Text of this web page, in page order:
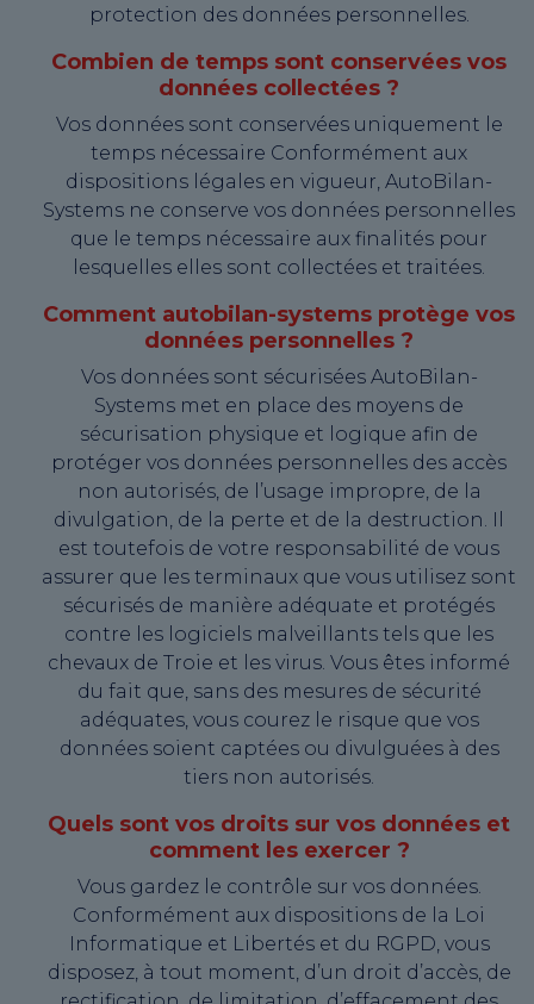
protection des données personnelles.
Combien de temps sont conservées vos
données collectées ?
Vos données sont conservées uniquement le
temps nécessaire Conformément aux
dispositions légales en vigueur, AutoBilan-
Systems ne conserve vos données personnelles
que le temps nécessaire aux finalités pour
lesquelles elles sont collectées et traitées.
Comment autobilan-systems protège vos
données personnelles ?
Vos données sont sécurisées AutoBilan-
Systems met en place des moyens de
sécurisation physique et logique afin de
protéger vos données personnelles des accès
non autorisés, de l’usage impropre, de la
divulgation, de la perte et de la destruction. Il
est toutefois de votre responsabilité de vous
assurer que les terminaux que vous utilisez sont
sécurisés de manière adéquate et protégés
contre les logiciels malveillants tels que les
chevaux de Troie et les virus. Vous êtes informé
du fait que, sans des mesures de sécurité
adéquates, vous courez le risque que vos
données soient captées ou divulguées à des
tiers non autorisés.
Quels sont vos droits sur vos données et
comment les exercer ?
Vous gardez le contrôle sur vos données.
Conformément aux dispositions de la Loi
Informatique et Libertés et du RGPD, vous
disposez, à tout moment, d’un droit d’accès, de